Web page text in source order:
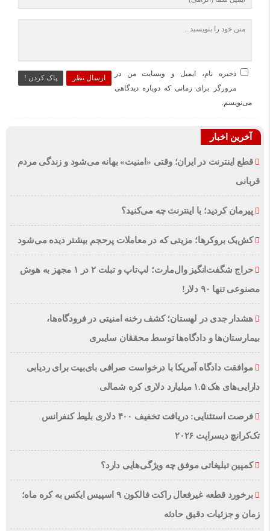
ارسال نظر پاک کردن !
ذخیره نام، ایمیل و وبسایت من در
مرورگر برای زمانی که دوباره دیدگاهی
می‌نویسم.
آخرین اخبار
قطع اینترنت در ایران؛ وقتی «امنیت» بهانه می‌شود و زندگی مردم
قربانی
پیرمان کردید؛ با اینترنت چه می‌کنید؟
کش‌بک بروکرها؛ مزیتی که در معاملات پرحجم بیشتر دیده می‌شود
حراج شگفت‌انگیز وال‌مارت؛ لپ‌تاپ و تبلت ۲ در ۱ مجهز به هوش
مصنوعی تنها ۹۰ دلار!
هشدار جدی در لهستان؛ کشف رخنه امنیتی در فرودگاه‌ها،
بیمارستان‌ها و دادگاه‌ها توسط محققان سایبری
موافقت دادگاه آمریکا با درخواست صرافی بای‌بیت برای ردیابی
دارایی‌های هک ۱.۵ میلیارد دلاری کره شمالی
فرصت استثنایی: دریافت تخفیف ۴۰۰ دلاری بلیط کنفرانس
تک‌کرانچ دیسراپت ۲۰۲۶
کمپین تبلیغاتی موفق چه ویژگی‌هایی دارد؟
برخورد قطعه غیرفعال راکت فالکون ۹ اسپیس ایکس به کره ماه؛
زمان و جزئیات دقیق حادثه